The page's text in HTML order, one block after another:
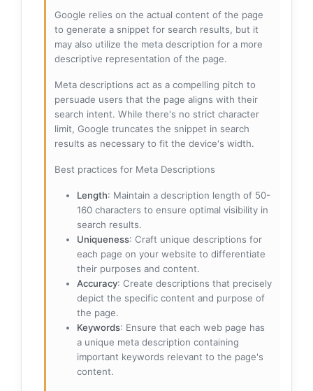
Google relies on the actual content of the page
to generate a snippet for search results, but it
may also utilize the meta description for a more
descriptive representation of the page.
Meta descriptions act as a compelling pitch to
persuade users that the page aligns with their
search intent. While there's no strict character
limit, Google truncates the snippet in search
results as necessary to fit the device's width.
Best practices for Meta Descriptions
Length: Maintain a description length of 50-
160 characters to ensure optimal visibility in
search results.
Uniqueness: Craft unique descriptions for
each page on your website to differentiate
their purposes and content.
Accuracy: Create descriptions that precisely
depict the specific content and purpose of
the page.
Keywords: Ensure that each web page has
a unique meta description containing
important keywords relevant to the page's
content.